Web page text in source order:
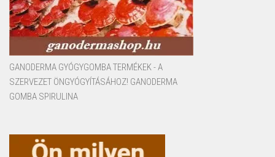
GANODERMA GYÓGYGOMBA TERMÉKEK - A
SZERVEZET ÖNGYÓGYÍTÁSÁHOZ! GANODERMA
GOMBA SPIRULINA